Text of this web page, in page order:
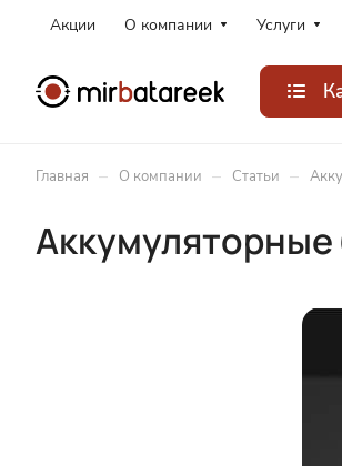
Акции О компании Услуги
Главная – О компании – Статьи –
Аккумуляторные